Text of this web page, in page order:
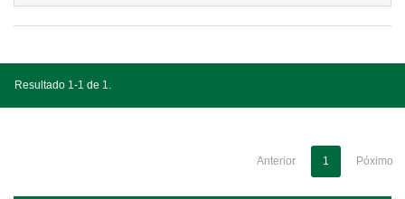
Resultado 1-1 de 1.
Anterior 1 Póximo